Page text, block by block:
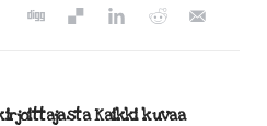
Kaikki kuvaa